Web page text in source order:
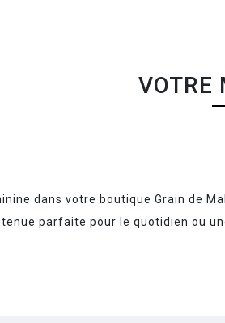
VOTRE
dans votre boutique Grain de
parfaite pour le quotidien ou